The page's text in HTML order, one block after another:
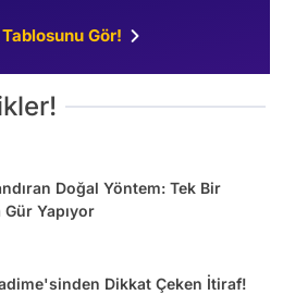
Gör!
Doğal Yöntem: Tek Bir
Yapıyor
Dikkat Çeken İtiraf!